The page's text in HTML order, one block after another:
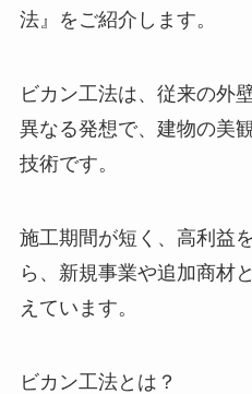
法』をご紹介します。
ビカン工法は、従来の外
異なる発想で、建物の美
技術です。
施工期間が短く、高利益
ら、新規事業や追加商材
えています。
ビカン工法とは？